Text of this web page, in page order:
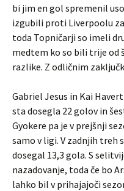
bi jim en gol spremenil
izgubili proti Liverpoolu
toda Topničarji so imeli
medtem ko so bili trije od
razlike. Z odličnim
Gabriel Jesus in Kai
sta dosegla 22 golov in
Gyokere pa je v prejšnji
samo v ligi. V zadnjih treh
dosegal 13,3 gola. S
nazadovanje, toda če bo
lahko bil v prihajajoči